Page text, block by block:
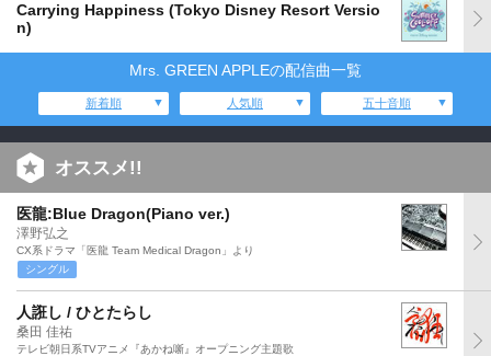
Carrying Happiness (Tokyo Disney Resort Versio
n)
Mrs. GREEN APPLEの配信曲一覧
新着順 人気順 五十音順
オススメ!!
医龍:Blue Dragon(Piano ver.)
澤野弘之
CX系ドラマ「医龍 Team Medical Dragon」より
シングル
人誑し / ひとたらし
桑田 佳祐
テレビ朝日系TVアニメ『あかね噺』オープニング主題歌